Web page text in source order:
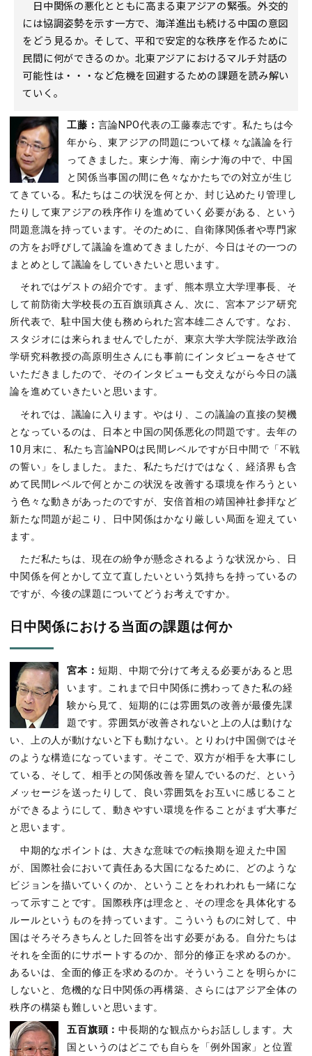
日中関係の悪化とともに高まる東アジアの緊張。外交的
には協調姿勢を示す一方で、海洋進出も続ける中国の意図
をどう見るか。そして、平和で安定的な秩序を作るために
民間に何ができるのか。北東アジアにおけるマルチ対話の
可能性は・・・など危機を回避するための課題を読み解い
ていく。
工藤： 言論NPO代表の工藤泰志です。私たちは今
年から、東アジアの問題について様々な議論を行
ってきました。東シナ海、南シナ海の中で、中国
と関係当事国の間に色々なかたちでの対立が生じ
てきている。私たちはこの状況を何とか、封じ込めたり管理し
たりして東アジアの秩序作りを進めていく必要がある、という
問題意識を持っています。そのために、自衛隊関係者や専門家
の方をお呼びして議論を進めてきましたが、今日はその一つの
まとめとして議論をしていきたいと思います。
それではゲストの紹介です。まず、熊本県立大学理事長、そ
して前防衛大学校長の五百旗頭真さん、次に、宮本アジア研究
所代表で、駐中国大使も務められた宮本雄二さんです。なお、
スタジオには来られませんでしたが、東京大学大学院法学政治
学研究科教授の高原明生さんにも事前にインタビューをさせて
いただきましたので、そのインタビューも交えながら今日の議
論を進めていきたいと思います。
それでは、議論に入ります。やはり、この議論の直接の契機
となっているのは、日本と中国の関係悪化の問題です。去年の
10月末に、私たち言論NPOは民間レベルですが日中間で「不戦
の誓い」をしました。また、私たちだけではなく、経済界も含
めて民間レベルで何とかこの状況を改善する環境を作ろうとい
う色々な動きがあったのですが、安倍首相の靖国神社参拝など
新たな問題が起こり、日中関係はかなり厳しい局面を迎えてい
ます。
ただ私たちは、現在の紛争が懸念されるような状況から、日
中関係を何とかして立て直したいという気持ちを持っているの
ですが、今後の課題についてどうお考えですか。
日中関係における当面の課題は何か
宮本： 短期、中期で分けて考える必要があると思
います。これまで日中関係に携わってきた私の経
験から見て、短期的には雰囲気の改善が最優先課
題です。雰囲気が改善されないと上の人は動けな
い、上の人が動けないと下も動けない。とりわけ中国側ではそ
のような構造になっています。そこで、双方が相手を大事にし
ている、そして、相手との関係改善を望んでいるのだ、という
メッセージを送ったりして、良い雰囲気をお互いに感じること
ができるようにして、動きやすい環境を作ることがまず大事だ
と思います。
中期的なポイントは、大きな意味での転換期を迎えた中国
が、国際社会において責任ある大国になるために、どのような
ビジョンを描いていくのか、ということをわれわれも一緒にな
って示すことです。国際秩序は理念と、その理念を具体化する
ルールというものを持っています。こういうものに対して、中
国はそろそろきちんとした回答を出す必要がある。自分たちは
それを全面的にサポートするのか、部分的修正を求めるのか。
あるいは、全面的修正を求めるのか。そういうことを明らかに
しないと、危機的な日中関係の再構築、さらにはアジア全体の
秩序の構築も難しいと思います。
五百旗頭： 中長期的な観点からお話しします。大
国というのはどこでも自らを「例外国家」と位置